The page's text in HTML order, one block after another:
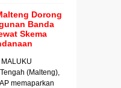
Dorong
Banda
Skema
(Malteng),
memaparkan